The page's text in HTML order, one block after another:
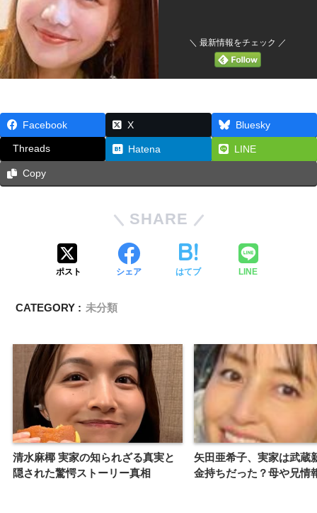
＼ 最新情報をチェック ／
Facebook X Bluesky
Threads Hatena LINE
Copy
SHARE
ポスト シェア はてブ LINE
CATEGORY : 未分類
清水麻椰 実家の知られざる真実と
隠された驚愕ストーリー真相
矢田亜希子、実家は武蔵
金持ちだった？母や兄情